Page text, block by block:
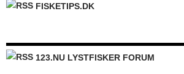
FISKETIPS.DK
123.NU LYSTFISKER FORUM